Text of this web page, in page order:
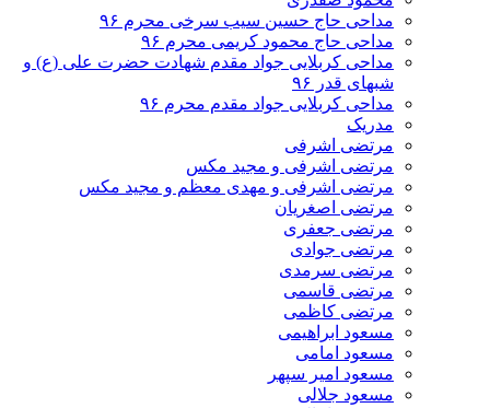
مداحی حاج حسین سیب سرخی محرم ۹۶
مداحی حاج محمود کریمی محرم ۹۶
مداحی کربلایی جواد مقدم شهادت حضرت علی (ع) و
شبهای قدر ۹۶
مداحی کربلایی جواد مقدم محرم ۹۶
مدریک
مرتضی اشرفی
مرتضی اشرفی و مجید مکس
مرتضی اشرفی و مهدی معظم و مجید مکس
مرتضی اصغریان
مرتضی جعفری
مرتضی جوادی
مرتضی سرمدی
مرتضی قاسمی
مرتضی کاظمی
مسعود ابراهیمی
مسعود امامی
مسعود امیر سپهر
مسعود جلالی